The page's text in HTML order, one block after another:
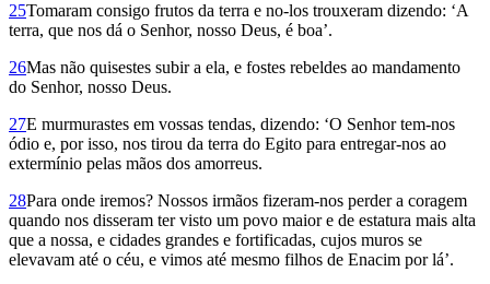
25Tomaram consigo frutos da terra e no-los trouxeram dizendo: ‘A
terra, que nos dá o Senhor, nosso Deus, é boa’.
26Mas não quisestes subir a ela, e fostes rebeldes ao mandamento
do Senhor, nosso Deus.
27E murmurastes em vossas tendas, dizendo: ‘O Senhor tem-nos
ódio e, por isso, nos tirou da terra do Egito para entregar-nos ao
extermínio pelas mãos dos amorreus.
28Para onde iremos? Nossos irmãos fizeram-nos perder a coragem
quando nos disseram ter visto um povo maior e de estatura mais alta
que a nossa, e cidades grandes e fortificadas, cujos muros se
elevavam até o céu, e vimos até mesmo filhos de Enacim por lá’.